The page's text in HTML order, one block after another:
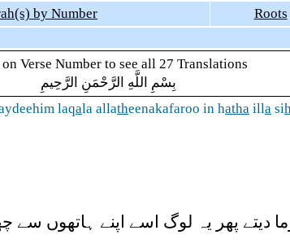
by Number
Roots
Verse Number to see all 27 Translations
بِسْمِ اللَّهِ الرَّحْمَنِ الرَّحِيمِ
laqala allatheenakafaroo in hatha illa si
دیتے پھر یہ لوگ اسے اپنے ہاتھوں سے